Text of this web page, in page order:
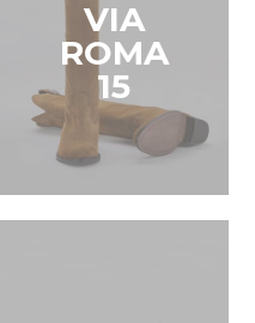
VIA
ROMA
15